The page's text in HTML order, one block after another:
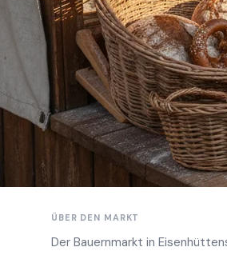
Markttage
—
Über
ÜBER DEN MARKT
Der Bauernmarkt in